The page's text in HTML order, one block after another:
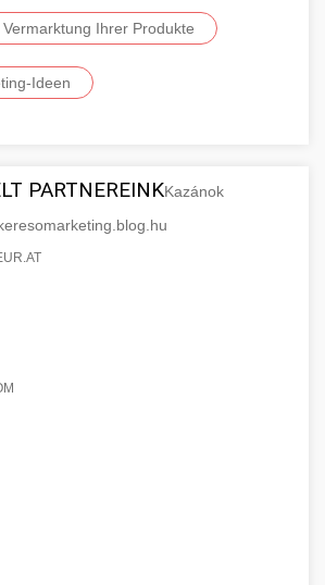
Vermarktung Ihrer Produkte
Ideen
PARTNEREINKKazánok